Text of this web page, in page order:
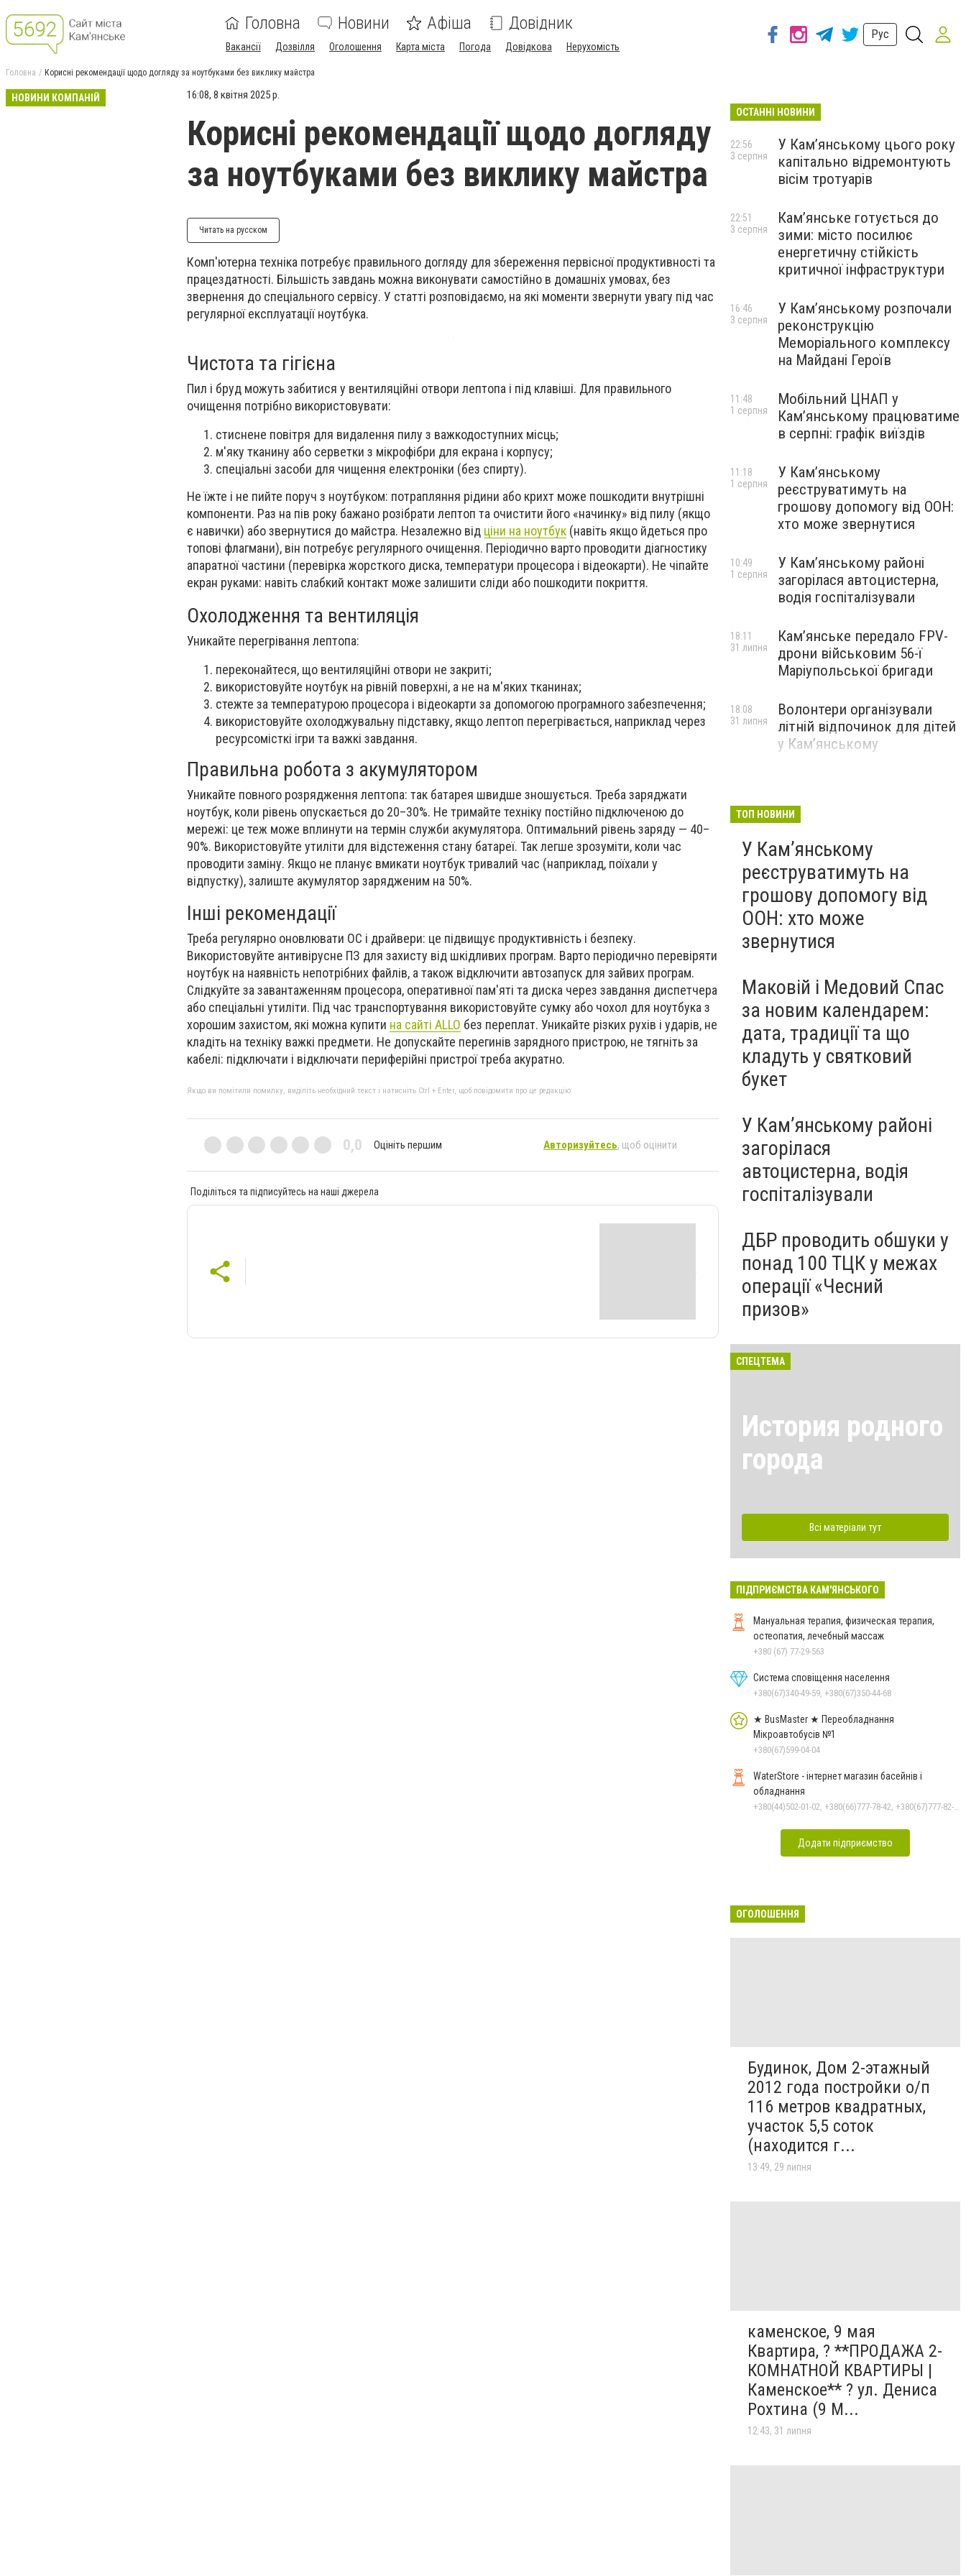
Головна Новини Афіша Довідник
Вакансії Дозвілля Оголошення Карта міста Погода Довідкова Нерухомість
Рус
Головна Корисні рекомендації щодо догляду за ноутбуками без виклику майстра
НОВИНИ КОМПАНІЙ 16:08, 8 квітня 2025 р.
Корисні рекомендації щодо догляду
за ноутбуками без виклику майстра
Читать на русском
Комп'ютерна техніка потребує правильного догляду для збереження первісної продуктивності та
працездатності. Більшість завдань можна виконувати самостійно в домашніх умовах, без
звернення до спеціального сервісу. У статті розповідаємо, на які моменти звернути увагу під час
регулярної експлуатації ноутбука.
Чистота та гігієна
Пил і бруд можуть забитися у вентиляційні отвори лептопа і під клавіші. Для правильного
очищення потрібно використовувати:
стиснене повітря для видалення пилу з важкодоступних місць;
м'яку тканину або серветки з мікрофібри для екрана і корпусу;
спеціальні засоби для чищення електроніки (без спирту).
Не їжте і не пийте поруч з ноутбуком: потрапляння рідини або крихт може пошкодити внутрішні
компоненти. Раз на пів року бажано розібрати лептоп та очистити його «начинку» від пилу (якщо
є навички) або звернутися до майстра. Незалежно від ціни на ноутбук (навіть якщо йдеться про
топові флагмани), він потребує регулярного очищення. Періодично варто проводити діагностику
апаратної частини (перевірка жорсткого диска, температури процесора і відеокарти). Не чіпайте
екран руками: навіть слабкий контакт може залишити сліди або пошкодити покриття.
Охолодження та вентиляція
Уникайте перегрівання лептопа:
переконайтеся, що вентиляційні отвори не закриті;
використовуйте ноутбук на рівній поверхні, а не на м'яких тканинах;
стежте за температурою процесора і відеокарти за допомогою програмного забезпечення;
використовуйте охолоджувальну підставку, якщо лептоп перегрівається, наприклад через
ресурсомісткі ігри та важкі завдання.
Правильна робота з акумулятором
Уникайте повного розрядження лептопа: так батарея швидше зношується. Треба заряджати
ноутбук, коли рівень опускається до 20–30%. Не тримайте техніку постійно підключеною до
мережі: це теж може вплинути на термін служби акумулятора. Оптимальний рівень заряду — 40–
90%. Використовуйте утиліти для відстеження стану батареї. Так легше зрозуміти, коли час
проводити заміну. Якщо не планує вмикати ноутбук тривалий час (наприклад, поїхали у
відпустку), залиште акумулятор зарядженим на 50%.
Інші рекомендації
Треба регулярно оновлювати ОС і драйвери: це підвищує продуктивність і безпеку.
Використовуйте антивірусне ПЗ для захисту від шкідливих програм. Варто періодично перевіряти
ноутбук на наявність непотрібних файлів, а також відключити автозапуск для зайвих програм.
Слідкуйте за завантаженням процесора, оперативної пам'яті та диска через завдання диспетчера
або спеціальні утиліти. Під час транспортування використовуйте сумку або чохол для ноутбука з
хорошим захистом, які можна купити на сайті ALLO без переплат. Уникайте різких рухів і ударів, не
кладіть на техніку важкі предмети. Не допускайте перегинів зарядного пристрою, не тягніть за
кабелі: підключати і відключати периферійні пристрої треба акуратно.
Якщо ви помітили помилку, виділіть необхідний текст і натисніть Ctrl + Enter, щоб повідомити про це редакцію
0,0 Оцініть першим Авторизуйтесь, щоб оцінити
Поділіться та підписуйтесь на наші джерела
ОСТАННІ НОВИНИ
У Кам’янському цього року
капітально відремонтують
вісім тротуарів
22:56
3 серпня
Кам’янське готується до
зими: місто посилює
енергетичну стійкість
критичної інфраструктури
22:51
3 серпня
У Кам’янському розпочали
реконструкцію
Меморіального комплексу
на Майдані Героїв
16:46
3 серпня
Мобільний ЦНАП у
Кам’янському працюватиме
в серпні: графік виїздів
11:48
1 серпня
У Кам’янському
реєструватимуть на
грошову допомогу від ООН:
хто може звернутися
11:18
1 серпня
У Кам’янському районі
загорілася автоцистерна,
водія госпіталізували
10:49
1 серпня
Кам’янське передало FPV-
дрони військовим 56-ї
Маріупольської бригади
18:11
31 липня
Волонтери організували
літній відпочинок для дітей
у Кам’янському
18:08
31 липня
ТОП НОВИНИ
У Кам’янському
реєструватимуть на
грошову допомогу від
ООН: хто може
звернутися
Маковій і Медовий Спас
за новим календарем:
дата, традиції та що
кладуть у святковий
букет
У Кам’янському районі
загорілася
автоцистерна, водія
госпіталізували
ДБР проводить обшуки у
понад 100 ТЦК у межах
операції «Чесний
призов»
СПЕЦТЕМА
История родного
города
Всі матеріали тут
ПІДПРИЄМСТВА КАМ'ЯНСЬКОГО
Мануальная терапия, физическая терапия,
остеопатия, лечебный массаж
+380 (67) 77-29-563
Система сповіщення населення
+380(67)340-49-59, +380(67)350-44-68
★ BusMaster ★ Переобладнання
Мікроавтобусів №1
+380(67)599-04-04
WaterStore - інтернет магазин басейнів і
обладнання
Додати підприємство
ОГОЛОШЕННЯ
Будинок, Дом 2-этажный
2012 года постройки о/п
116 метров квадратных,
участок 5,5 соток
(находится г...
13:49, 29 липня
каменское, 9 мая
Квартира, ? **ПРОДАЖА 2-
КОМНАТНОЙ КВАРТИРЫ |
Каменское** ? ул. Дениса
Рохтина (9 М...
12:43, 31 липня